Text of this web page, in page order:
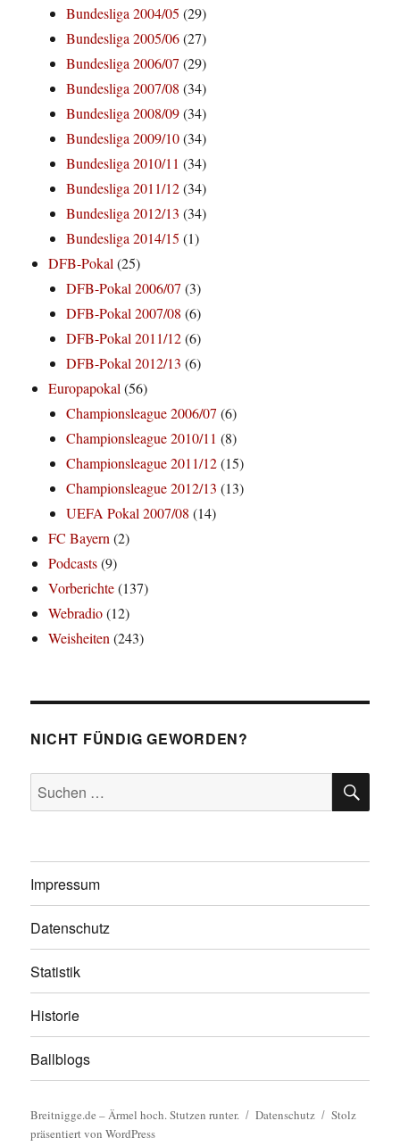
Bundesliga 2004/05 (29)
Bundesliga 2005/06(27)
Bundesliga 2006/07 (29)
Bundesliga 2007/08 (34)
Bundesliga 2008/09(34)
Bundesliga 2009/10(34)
Bundesliga 2010/11 (34)
Bundesliga 2011/12(34)
Bundesliga 2012/13 (34)
Bundesliga 2014/15 (1)
DFB-Pokal(25)
DFB-Pokal 2006/07 (3)
DFB-Pokal 2007/08 (6)
DFB-Pokal 2011/12(6)
DFB-Pokal 2012/13 (6)
Europapokal(56)
Championsleague 2006/07 (6)
Championsleague 2010/11 (8)
Championsleague 2011/12(15)
Championsleague 2012/13 (13)
UEFA Pokal 2007/08 (14)
FC Bayern(2)
Podcasts(9)
Vorberichte(137)
Webradio(12)
Weisheiten(243)
NICHT FÜNDIG GEWORDEN?
Suchen
nach:
Impressum
Datenschutz
Statistik
Historie
Ballblogs
Breitnigge.de – Ärmel hoch. Stutzen runter. Datenschutz
Stolz
präsentiert von WordPress